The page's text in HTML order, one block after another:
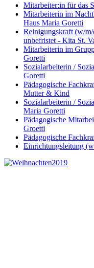
Mitarbeiter:in für das
Mitarbeiterin im
Haus Maria Goretti
Reinigungskraft (w/
unbefristet - Kita St.
Mitarbeiterin im
Goretti
Sozialarbeiterin /
Goretti
Pädagogische
Mutter & Kind
Sozialarbeiterin /
Maria Goretti
Pädagogische
Groetti
Pädagogische
Einrichtungsleitung